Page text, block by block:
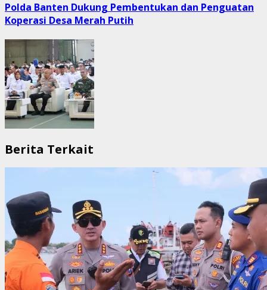
Polda Banten Dukung Pembentukan dan Penguatan
Koperasi Desa Merah Putih
Berita Terkait